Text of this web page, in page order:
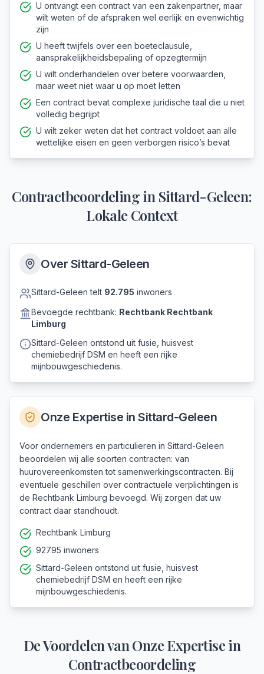
U ontvangt een contract van een zakenpartner, maar
wilt weten of de afspraken wel eerlijk en evenwichtig
zijn
U heeft twijfels over een boeteclausule,
aansprakelijkheidsbepaling of opzegtermijn
U wilt onderhandelen over betere voorwaarden,
maar weet niet waar u op moet letten
Een contract bevat complexe juridische taal die u niet
volledig begrijpt
U wilt zeker weten dat het contract voldoet aan alle
wettelijke eisen en geen verborgen risico’s bevat
Contractbeoordelingin Sittard-Geleen:
Lokale Context
Over Sittard-Geleen
Sittard-Geleen telt 92.795 inwoners
Bevoegde rechtbank: Rechtbank Rechtbank
Limburg
Sittard-Geleen ontstond uit fusie, huisvest
chemiebedrijf DSM en heeft een rijke
mijnbouwgeschiedenis.
Onze Expertise in Sittard-Geleen
Voor ondernemers en particulieren in Sittard-Geleen
beoordelen wij alle soorten contracten: van
huurovereenkomsten tot samenwerkingscontracten. Bij
eventuele geschillen over contractuele verplichtingen is
de Rechtbank Limburg bevoegd. Wij zorgen dat uw
contract daar standhoudt.
Rechtbank Limburg
92795 inwoners
Sittard-Geleen ontstond uit fusie, huisvest
chemiebedrijf DSM en heeft een rijke
mijnbouwgeschiedenis.
De Voordelen van Onze Expertise in
Contractbeoordeling